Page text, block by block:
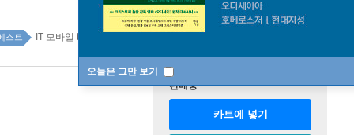
오늘은 그만 보기
스트 IT 모바일 top20 14주
판매중
카트에 넣기